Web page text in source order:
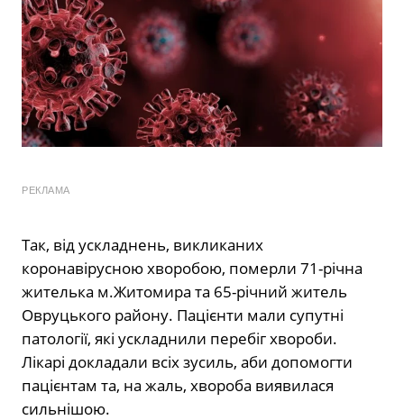
РЕКЛАМА
Так, від ускладнень, викликаних
коронавірусною хворобою, померли 71-річна
жителька м.Житомира та 65-річний житель
Овруцького району. Пацієнти мали супутні
патології, які ускладнили перебіг хвороби.
Лікарі докладали всіх зусиль, аби допомогти
пацієнтам та, на жаль, хвороба виявилася
сильнішою.